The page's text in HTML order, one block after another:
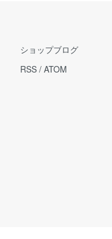
ショップブログ
RSS / ATOM